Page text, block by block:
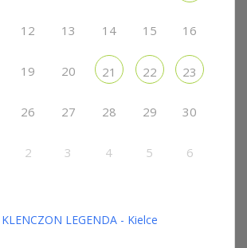
12 13 14 15 16
19 20 21 22 23
26 27 28 29 30
2 3 4 5 6
LEGENDA - Kielce